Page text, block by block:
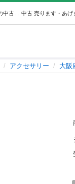
中古 売ります・あげ
アクセサリー 大阪